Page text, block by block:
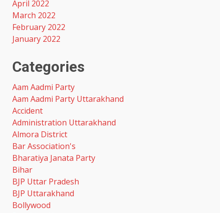
April 2022
March 2022
February 2022
January 2022
Categories
Aam Aadmi Party
Aam Aadmi Party Uttarakhand
Accident
Administration Uttarakhand
Almora District
Bar Association's
Bharatiya Janata Party
Bihar
BJP Uttar Pradesh
BJP Uttarakhand
Bollywood